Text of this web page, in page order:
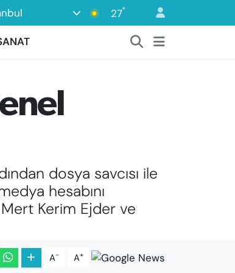
27°
dosya savcısı ile
hesabını
Mert Kerim Ejder ve
A- A+